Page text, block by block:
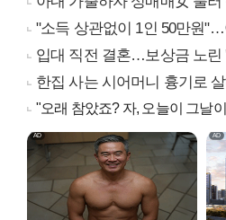
"소득 상관없이 1인 50만원
입대 직전 결혼…보상금 노린
한집 사는 시어머니 흉기로 살해
"오래 참았죠? 자, 오늘이 그날